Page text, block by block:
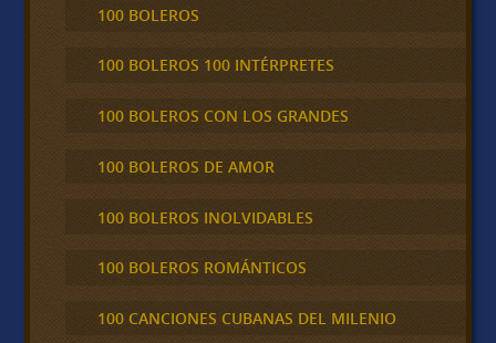
100 BOLEROS
100 BOLEROS 100 INTÉRPRETES
100 BOLEROS CON LOS GRANDES
100 BOLEROS DE AMOR
100 BOLEROS INOLVIDABLES
100 BOLEROS ROMÁNTICOS
100 CANCIONES CUBANAS DEL MILENIO